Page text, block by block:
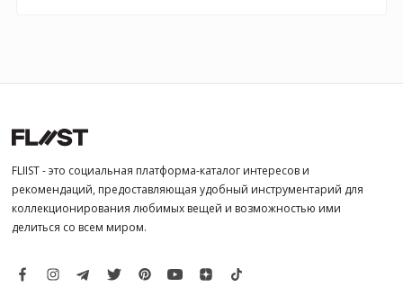
FLIIST - это социальная платформа-каталог интересов и
рекомендаций, предоставляющая удобный инструментарий для
коллекционирования любимых вещей и возможностью ими
делиться со всем миром.